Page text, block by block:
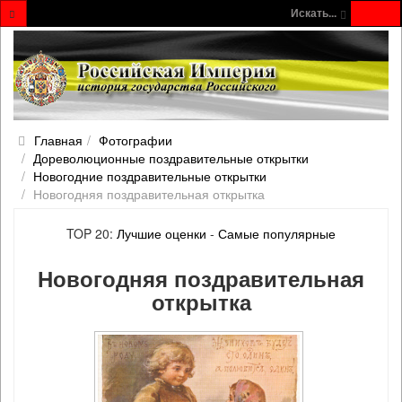
Искать...
Главная
Фотографии
Дореволюционные поздравительные открытки
Новогодние поздравительные открытки
Новогодняя поздравительная открытка
TOP 20: Лучшие оценки - Самые популярные
Новогодняя поздравительная
открытка